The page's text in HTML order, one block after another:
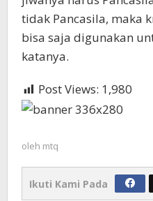
tidak Pancasila, maka
bisa saja digunakan
katanya.
Post Views: 1,980
oleh mtq
Ikuti Kami Pada